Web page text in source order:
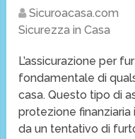
Sicuroacasa.com
Sicurezza in Casa
L’assicurazione per
fondamentale di
casa. Questo tipo di
protezione
da un tentativo di